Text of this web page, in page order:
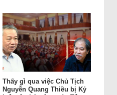
Thấy gì qua việc Chủ Tịch
Nguyễn Quang Thiều bị Kỷ